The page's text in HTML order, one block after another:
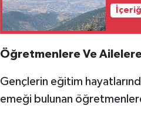
Öğretmenlere Ve
Gençlerin eğitim
emeği bulunan